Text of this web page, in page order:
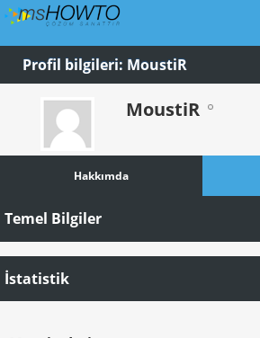
Profil bilgileri: MoustiR
MoustiR
Hakkımda
Temel Bilgiler
İstatistik